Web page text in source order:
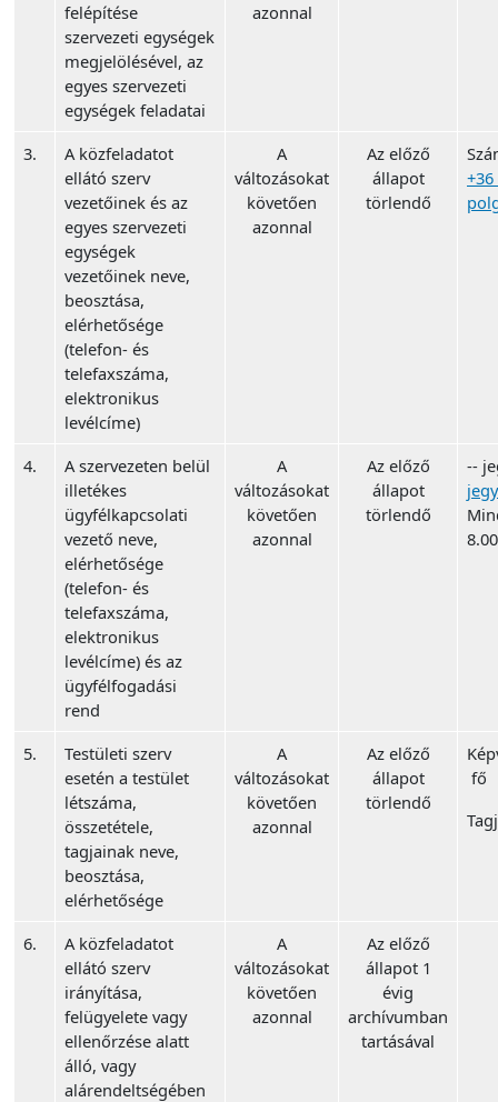
felépítése
szervezeti egységek
megjelölésével, az
egyes szervezeti
egységek feladatai
azonnal
3.
A közfeladatot
ellátó szerv
vezetőinek és az
egyes szervezeti
egységek
vezetőinek neve,
beosztása,
elérhetősége
(telefon- és
telefaxszáma,
elektronikus
levélcíme)
A
változásokat
követően
azonnal
Az előző
állapot
törlendő
+36
4.
A szervezeten belül
illetékes
ügyfélkapcsolati
vezető neve,
elérhetősége
(telefon- és
telefaxszáma,
elektronikus
levélcíme) és az
ügyfélfogadási
rend
A
változásokat
követően
azonnal
Az előző
állapot
törlendő
--
5.
Testületi szerv
esetén a testület
létszáma,
összetétele,
tagjainak neve,
beosztása,
elérhetősége
A
változásokat
követően
azonnal
Az előző
állapot
törlendő
fő
6.
A közfeladatot
ellátó szerv
irányítása,
felügyelete vagy
ellenőrzése alatt
álló, vagy
alárendeltségében
A
változásokat
követően
azonnal
Az előző
állapot 1
évig
archívumban
tartásával